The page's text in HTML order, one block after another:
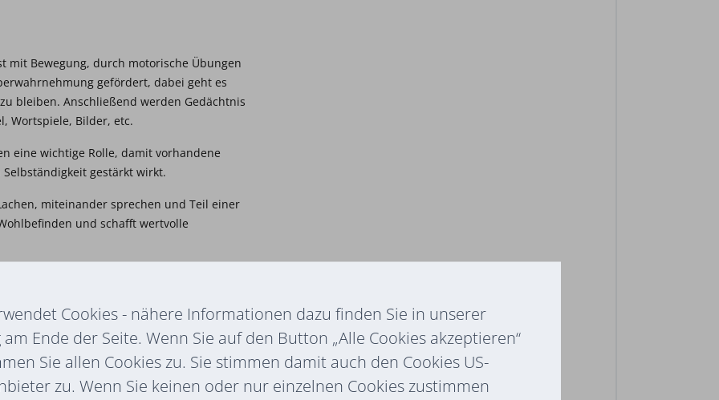
mit Bewegung, durch motorische Übungen
gefördert, dabei geht es
bleiben. Anschließend werden Gedächtnis
Wortspiele, Bilder, etc.
eine wichtige Rolle, damit vorhandene
gestärkt wirkt.
miteinander sprechen und Teil einer
und schafft wertvolle
Auswirkung auf geistige Fähigkeiten,
bei älteren Menschen mit
Demenz.
wieder, wie positiv diese gemeinsamen
im Alter gilt: Wer geistig, körperlich und
sondern auch sein Wohlbefinden
Cookies - nähere Informationen dazu finden Sie in unserer
Ende der Seite. Wenn Sie auf den Button „Alle Cookies akzeptieren“
Sie allen Cookies zu. Sie stimmen damit auch den Cookies US-
zu. Wenn Sie keinen oder nur einzelnen Cookies zustimmen